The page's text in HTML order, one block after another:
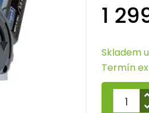
1
Skladem
Termín